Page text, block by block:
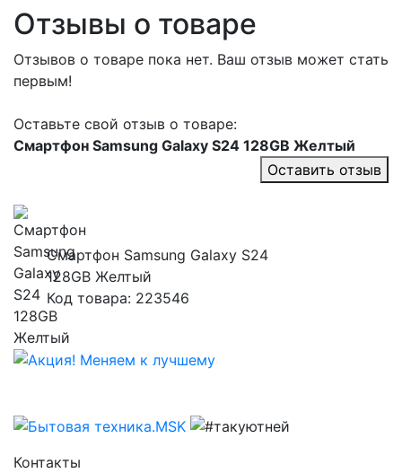
Отзывы о товаре
Отзывов о товаре пока нет. Ваш отзыв может стать
первым!
Оставьте свой отзыв о товаре:
Смартфон Samsung Galaxy S24 128GB Желтый
Оставить отзыв
Смартфон Samsung Galaxy S24
128GB Желтый
Код товара: 223546
Контакты